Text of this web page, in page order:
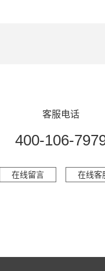
客服电话
400-106-
在线留言 在线客